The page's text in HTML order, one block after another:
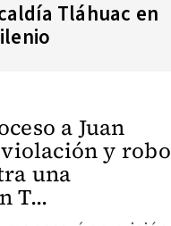
Tláhuac en
a Juan
y robo
una
T...